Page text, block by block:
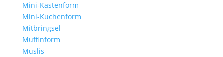
Mini-Kastenform
Mini-Kuchenform
Mitbringsel
Muffinform
Müslis